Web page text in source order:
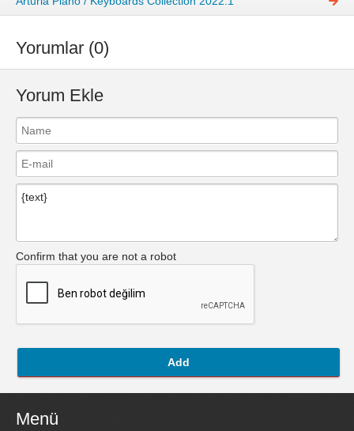
Yorumlar (0)
Yorum Ekle
Confirm that you are not a robot
Add
Menü